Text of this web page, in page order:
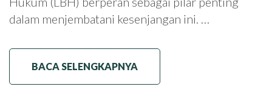
dalam menjembatani kesenjangan ini. …
BACA SELENGKAPNYA